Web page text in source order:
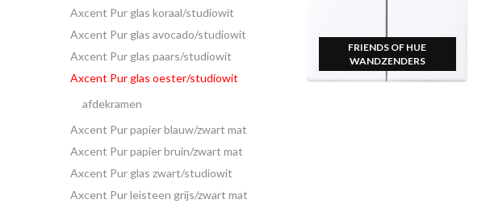
Axcent Pur glas koraal/studiowit
Axcent Pur glas avocado/studiowit
Axcent Pur glas paars/studiowit
Axcent Pur glas oester/studiowit
afdekramen
Axcent Pur papier blauw/zwart mat
Axcent Pur papier bruin/zwart mat
Axcent Pur glas zwart/studiowit
Axcent Pur leisteen grijs/zwart mat
FRIENDS OF HUE
WANDZENDERS